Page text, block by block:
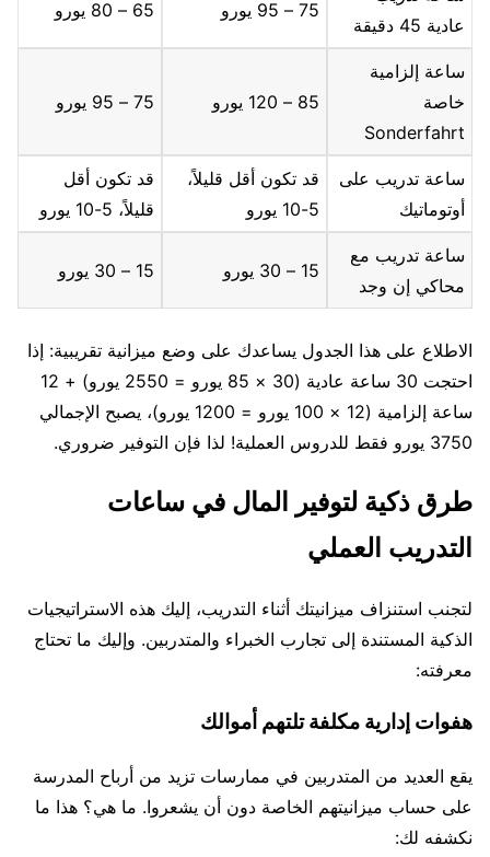
عادية 45 دقيقة
75 – 95 يورو 65 – 80 يورو
ساعة إلزامية
خاصة
Sonderfahrt
85 – 120 يورو 75 – 95 يورو
ساعة تدريب على
أوتوماتيك
قد تكون أقل قليلاً،
5-10 يورو
قد تكون أقل
قليلاً، 5-10 يورو
ساعة تدريب مع
محاكي إن وجد
15 – 30 يورو 15 – 30 يورو
الاطلاع على هذا الجدول يساعدك على وضع ميزانية تقريبية: إذا
احتجت 30 ساعة عادية (30 × 85 يورو = 2550 يورو) + 12
ساعة إلزامية (12 × 100 يورو = 1200 يورو)، يصبح الإجمالي
3750 يورو فقط للدروس العملية! لذا فإن التوفير ضروري.
طرق ذكية لتوفير المال في ساعات
التدريب العملي
لتجنب استنزاف ميزانيتك أثناء التدريب، إليك هذه الاستراتيجيات
الذكية المستندة إلى تجارب الخبراء والمتدربين. وإليك ما تحتاج
معرفته:
هفوات إدارية مكلفة تلتهم أموالك
يقع العديد من المتدربين في ممارسات تزيد من أرباح المدرسة
على حساب ميزانيتهم الخاصة دون أن يشعروا. ما هي؟ هذا ما
نكشفه لك: